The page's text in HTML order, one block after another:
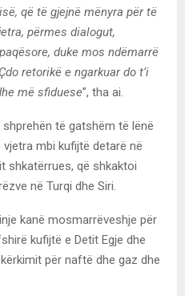
që të gjejnë mënyra për të
përmes dialogut,
duke mos ndëmarrë
retorikë e ngarkuar do t’i
më sfiduese”, tha ai.
të gatshëm të lënë
mbi kufijtë detarë në
shkatërrues, që shkaktoi
në Turqi dhe Siri.
kanë mosmarrëveshje për
kufijtë e Detit Egje dhe
për naftë dhe gaz dhe